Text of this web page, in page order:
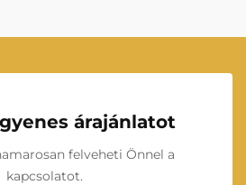
árajánlatot
felveheti Önnel a
kapcsolatot.